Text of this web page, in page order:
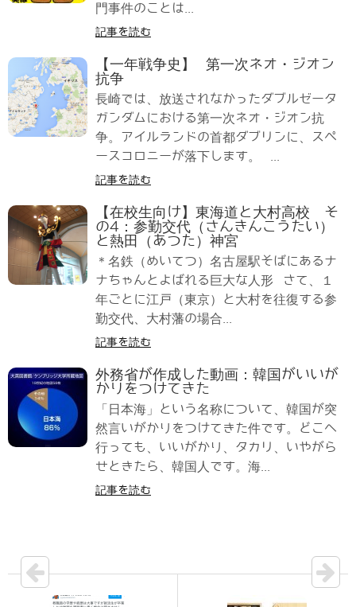
門事件のことは...
記事を読む
【一年戦争史】 第一次ネオ・ジオン
抗争
長崎では、放送されなかったダブルゼータ
ガンダムにおける第一次ネオ・ジオン抗
争。アイルランドの首都ダブリンに、スペ
ースコロニーが落下します。 ...
記事を読む
【在校生向け】東海道と大村高校 そ
の4：参勤交代（さんきんこうたい）
と熱田（あつた）神宮
＊名鉄（めいてつ）名古屋駅そばにあるナ
ナちゃんとよばれる巨大な人形 さて、１
年ごとに江戸（東京）と大村を往復する参
勤交代、大村藩の場合...
記事を読む
外務省が作成した動画：韓国がいいが
かりをつけてきた
「日本海」という名称について、韓国が突
然言いがかりをつけてきた件です。どこへ
行っても、いいがかり、タカリ、いやがら
せときたら、韓国人です。海...
記事を読む